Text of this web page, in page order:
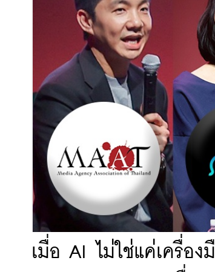
เมื่อ AI ไม่ใช่แค่เครื่อง